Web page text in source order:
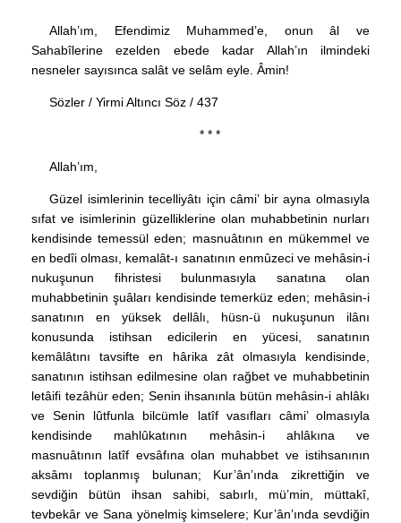
Allah’ım, Efendimiz Muhammed’e, onun âl ve
Sahabîlerine ezelden ebede kadar Allah’ın ilmindeki
nesneler sayısınca salât ve selâm eyle. Âmin!
Sözler / Yirmi Altıncı Söz / 437
* * *
Allah’ım,
Güzel isimlerinin tecelliyâtı için câmi’ bir ayna olmasıyla
sıfat ve isimlerinin güzelliklerine olan muhabbetinin nurları
kendisinde temessül eden; masnuâtının en mükemmel ve
en bedîi olması, kemalât-ı sanatının enmûzeci ve mehâsin-i
nukuşunun fihristesi bulunmasıyla sanatına olan
muhabbetinin şuâları kendisinde temerküz eden; mehâsin-i
sanatının en yüksek dellâlı, hüsn-ü nukuşunun ilânı
konusunda istihsan edicilerin en yücesi, sanatının
kemâlâtını tavsifte en hârika zât olmasıyla kendisinde,
sanatının istihsan edilmesine olan rağbet ve muhabbetinin
letâifi tezâhür eden; Senin ihsanınla bütün mehâsin-i ahlâkı
ve Senin lûtfunla bilcümle latîf vasıfları câmi’ olmasıyla
kendisinde mahlûkatının mehâsin-i ahlâkına ve
masnuâtının latîf evsâfına olan muhabbet ve istihsanının
aksâmı toplanmış bulunan; Kur’ân’ında zikrettiğin ve
sevdiğin bütün ihsan sahibi, sabırlı, mü’min, müttakî,
tevbekâr ve Sana yönelmiş kimselere; Kur’ân’ında sevdiğin